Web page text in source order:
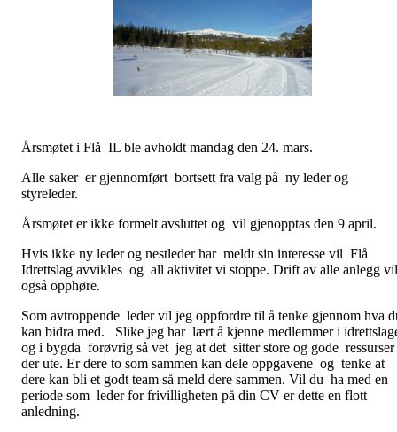
Årsmøtet i Flå IL ble avholdt mandag den 24. mars.
Alle saker er gjennomført bortsett fra valg på ny leder og
styreleder.
Årsmøtet er ikke formelt avsluttet og vil gjenopptas den 9 april.
Hvis ikke ny leder og nestleder har meldt sin interesse vil Flå
Idrettslag avvikles og all aktivitet vi stoppe. Drift av alle anlegg vil
også opphøre.
Som avtroppende leder vil jeg oppfordre til å tenke gjennom hva
kan bidra med. Slike jeg har lært å kjenne medlemmer i
og i bygda forøvrig så vet jeg at det sitter store og gode ressurser
der ute. Er dere to som sammen kan dele oppgavene og tenke at
dere kan bli et godt team så meld dere sammen. Vil du ha med en
periode som leder for frivilligheten på din CV er dette en flott
anledning.